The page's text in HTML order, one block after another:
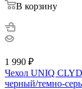
В корзину
1 990 ₽
Чехол UNIQ
черный/темно-